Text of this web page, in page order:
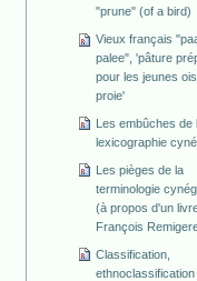
"prune" (of a bird)
Vieux français
palee", 'pâture
pour les jeunes
proie'
Les embûches de
lexicographie
Les pièges de la
terminologie
(à propos d'un
François
Classification,
ethnoclassification